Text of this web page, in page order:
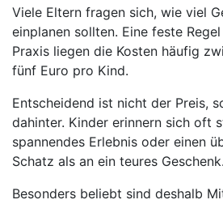
Viele Eltern fragen sich, wie viel
einplanen sollten. Eine feste
Praxis liegen die Kosten häufig
fünf Euro pro Kind.
Entscheidend ist nicht der Preis,
dahinter. Kinder erinnern sich oft
spannendes Erlebnis oder einen
Schatz als an ein teures Geschenk.
Besonders beliebt sind deshalb